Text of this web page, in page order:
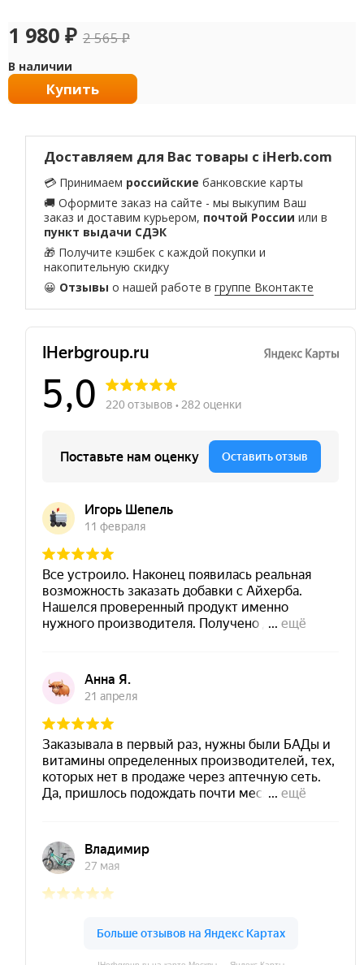
1 980 ₽ 2 565₽
В наличии
Купить
Доставляем для Вас товары с iHerb.com
💳 Принимаем российские банковские карты
🚚 Оформите заказ на сайте - мы выкупим Ваш
заказ и доставим курьером, почтой России или в
пункт выдачи СДЭК
🎁 Получите кэшбек с каждой покупки и
накопительную скидку
😀 Отзывы о нашей работе вгруппе Вконтакте